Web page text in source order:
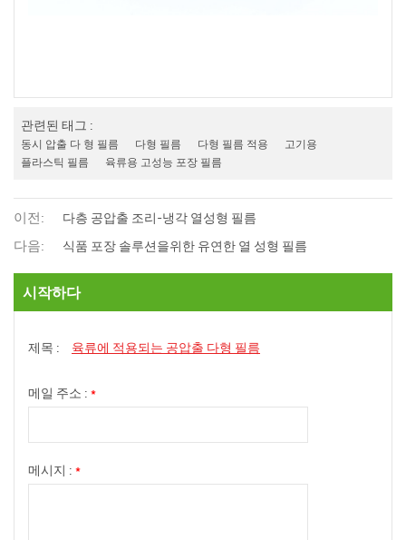
관련된 태그 :
동시 압출 다 형 필름 다형 필름 다형 필름 적용
고기용
플라스틱 필름
육류용 고성능 포장 필름
이전: 다층 공압출 조리-냉각 열성형 필름
다음: 식품 포장 솔루션을위한 유연한 열 성형 필름
시작하다
제목 : 육류에 적용되는 공압출 다형 필름
메일 주소 : *
메시지 : *